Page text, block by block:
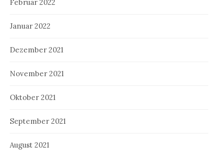
Februar 2022
Januar 2022
Dezember 2021
November 2021
Oktober 2021
September 2021
August 2021